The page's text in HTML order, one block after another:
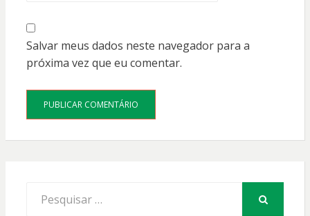
Salvar meus dados neste navegador para a
próxima vez que eu comentar.
por: